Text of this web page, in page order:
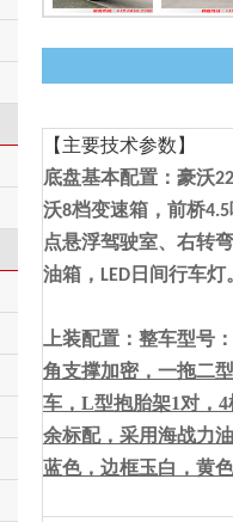
【主要技术参数】
底盘基本配置：豪沃
沃8档变速箱，前桥4.5
点悬浮驾驶室、右转
油箱， LED 日间行车灯
上装配置：整车型号：
角支撑加密， 一拖二
车，L型抱胎架1对， 4
余标配，采用海战力
蓝色，边框玉白， 黄